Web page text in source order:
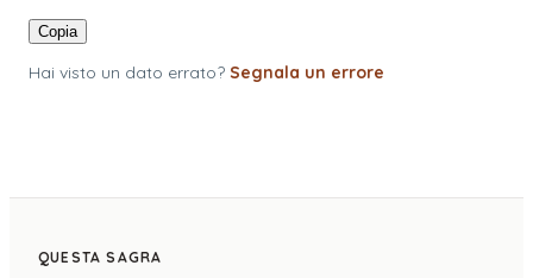
Copia
Hai visto un dato errato? Segnala un errore
QUESTA SAGRA